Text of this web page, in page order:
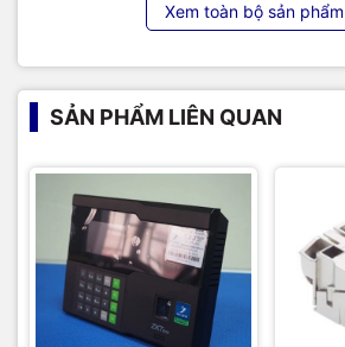
Xem toàn bộ sản phẩm
SẢN PHẨM LIÊN QUAN